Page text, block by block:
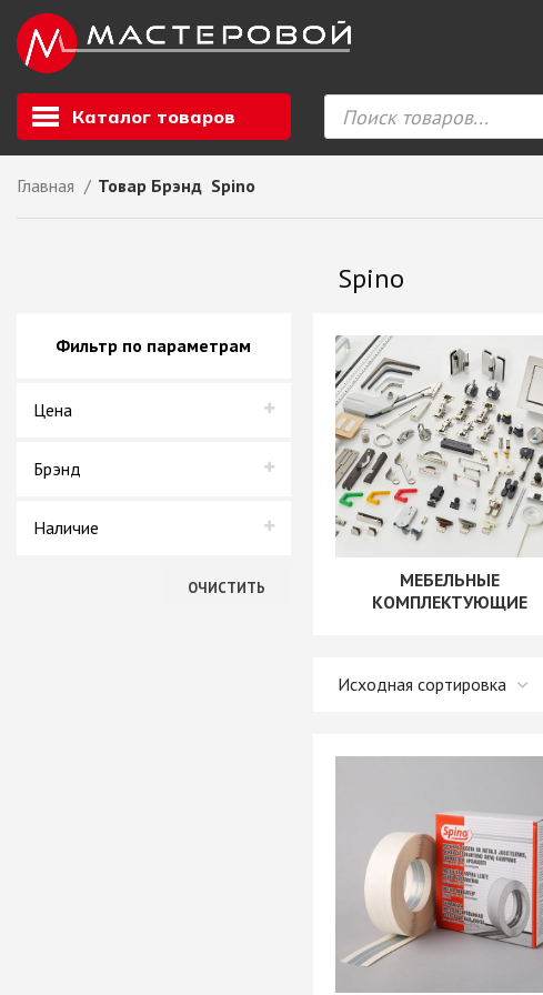
Каталог товаров
Листовой материал
полотна, кромка
Ф.п. + кромка
Компакт ламинат HPL
ЛДСП
СКИФ
СОЮЗ // ВСЕ ИЗДЕЛИЯ
ХДФ
+ еще 4 категории
Ручки мебельные
Профиль GOLA (Opes)
Ручки мебельные AMIX
Ручки мебельные
Трубные системы
ТРУБА 30 х 15 мм И
КОМПЛЕКТУЮЩИЕ
Главная Товар Брэнд Spino
Spino
Фильтр по параметрам
Цена
Брэнд
Наличие
ОЧИСТИТЬ
МЕБЕЛЬНЫЕ
КОМПЛЕКТУЮЩИЕ